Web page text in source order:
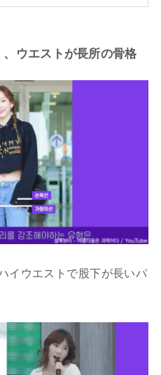
ウエストが長所の骨格
イウエストで股下が長いパ